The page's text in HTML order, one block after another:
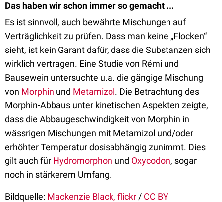
Das haben wir schon immer so gemacht ...
Es ist sinnvoll, auch bewährte Mischungen auf
Verträglichkeit zu prüfen. Dass man keine „Flocken“
sieht, ist kein Garant dafür, dass die Substanzen sich
wirklich vertragen. Eine Studie von Rémi und
Bausewein untersuchte u.a. die gängige Mischung
von Morphin und Metamizol. Die Betrachtung des
Morphin-Abbaus unter kinetischen Aspekten zeigte,
dass die Abbaugeschwindigkeit von Morphin in
wässrigen Mischungen mit Metamizol und/oder
erhöhter Temperatur dosisabhängig zunimmt. Dies
gilt auch für Hydromorphon und Oxycodon, sogar
noch in stärkerem Umfang.
Bildquelle: Mackenzie Black, flickr / CC BY